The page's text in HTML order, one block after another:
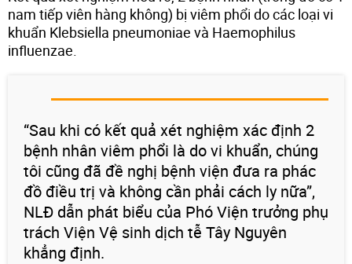
nam tiếp viên hàng không) bị viêm phổi do các loại vi
khuẩn Klebsiella pneumoniae và Haemophilus
influenzae.
“Sau khi có kết quả xét nghiệm xác định 2
bệnh nhân viêm phổi là do vi khuẩn, chúng
tôi cũng đã đề nghị bệnh viện đưa ra phác
đồ điều trị và không cần phải cách ly nữa”,
NLĐ dẫn phát biểu của Phó Viện trưởng phụ
trách Viện Vệ sinh dịch tễ Tây Nguyên
khẳng định.